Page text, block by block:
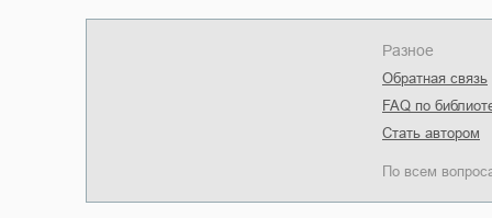
Разное
Обратная связь
FAQ по
Стать автором
По всем